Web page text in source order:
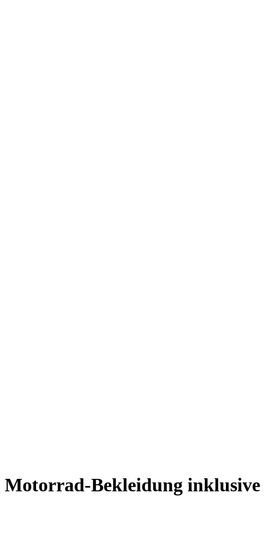
Motorrad-Bekleidung inklusive